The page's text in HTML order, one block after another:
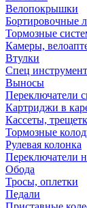
Велопокрышки
Бортировочные
Тормозные
Камеры,
Втулки
Спец инструмент
Выносы
Переключатели
Картриджи в
Кассеты,
Тормозные
Рулевая колонка
Переключатели
Обода
Тросы, оплетки
Педали